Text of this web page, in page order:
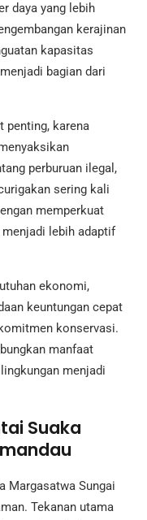
daya yang lebih
kerajinan
kapasitas
bagian dari
penting, karena
perburuan ilegal,
sering kali
memperkuat
lebih adaptif
ekonomi,
keuntungan cepat
konservasi.
manfaat
menjadi
Suaka
Margasatwa Sungai
Tekanan utama